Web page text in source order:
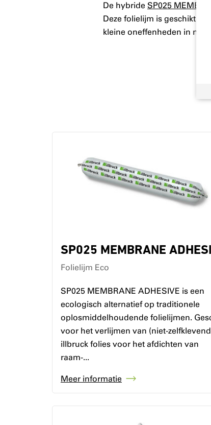
De hybride SP025
Deze folielijm is geschikt
kleine oneffenheden in
SP025 MEMBRANE
Folielijm Eco
SP025 MEMBRANE ADHESIVE is een
ecologisch alternatief op traditionele
oplosmiddelhoudende folielijmen.
voor het verlijmen van (niet-
illbruck folies voor het afdichten van
raam-...
Meer informatie